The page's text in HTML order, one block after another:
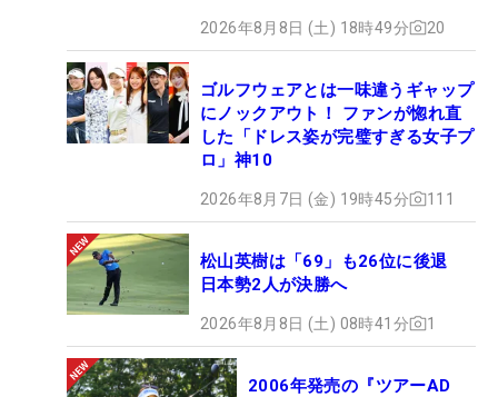
2026年8月8日 (土) 18時49分 20
ゴルフウェアとは一味違うギャップ
にノックアウト！ ファンが惚れ直
した「ドレス姿が完璧すぎる女子プ
ロ」神10
2026年8月7日 (金) 19時45分 111
松山英樹は「69」も26位に後退
日本勢2人が決勝へ
2026年8月8日 (土) 08時41分 1
2006年発売の『ツアーAD